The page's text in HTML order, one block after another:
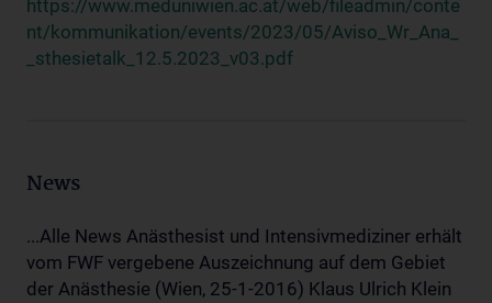
https://www.meduniwien.ac.at/web/fileadmin/conte
nt/kommunikation/events/2023/05/Aviso_Wr_Ana_
_sthesietalk_12.5.2023_v03.pdf
News
...Alle News Anästhesist und Intensivmediziner erhält
vom FWF vergebene Auszeichnung auf dem Gebiet
der Anästhesie (Wien, 25-1-2016) Klaus Ulrich Klein